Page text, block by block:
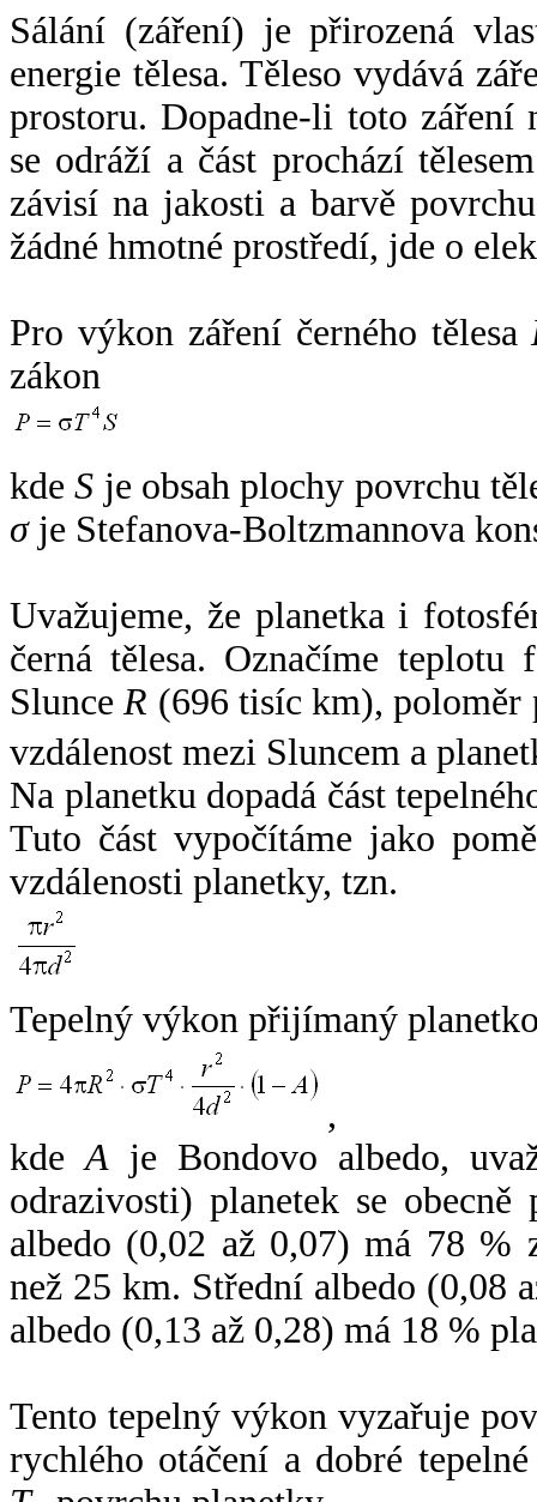
Sálání (záření) je přirozená
energie tělesa. Těleso vydává
prostoru. Dopadne-li toto záření
se odráží a část prochází
závisí na jakosti a barvě
žádné hmotné prostředí, jde o
Pro výkon záření černého tělesa
zákon
kdeS je obsah plochy povrchu
σje Stefanova-Boltzmannova
Uvažujeme, že planetka i
černá tělesa. Označíme
SlunceR (696 tisíc km),
vzdálenost mezi Sluncem a
Na planetku dopadá část
Tuto část vypočítáme jako
vzdálenosti planetky, tzn.
Tepelný výkon přijímaný
,
kdeA je Bondovo albedo,
odrazivosti) planetek se
albedo (0,02 až 0,07) má 78 %
než 25 km. Střední albedo (0,08
albedo (0,13 až 0,28) má 18 %
Tento tepelný výkon vyzařuje
rychlého otáčení a dobré